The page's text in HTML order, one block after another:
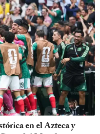
en el Azteca y